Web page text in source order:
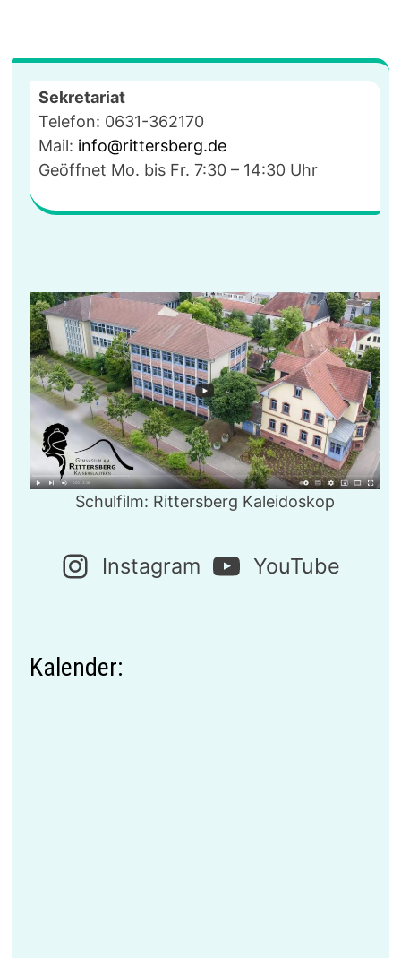
Sekretariat
Telefon: 0631-362170
Mail: info@rittersberg.de
Geöffnet Mo. bis Fr. 7:30 – 14:30 Uhr
Schulfilm: Rittersberg Kaleidoskop
Instagram YouTube
Kalender: